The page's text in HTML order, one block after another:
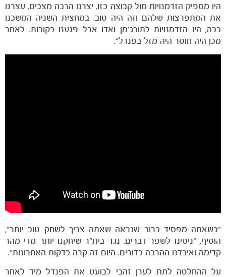
היו מספיק הזדמנויות מול קבוצה כזו, יצרנו הרבה מצבים, עצרנו
את המתפרצות שלהם וזה היה טוב. במחצית השניה המשכנו
ככה, היו הזדמנויות לתורג'מן ואדו אבל פגענו בקורות. לאחר
מכן היה חוסר היה מזל בפנדל".
"כשאתה מפסיד ברור שנראה שאתה צריך לשחק טוב יותר",
הוסיף, "ניסינו לשפר דברים. נגד בית"ר שיחקנו יותר מדי מהר
קדימה ואיבדנו ההרבה כדורים. היום זה קרה בדקות האחרונות".
על ההחלטה לתת לערן זהבי לבועט את הפנדל מיד לאחר